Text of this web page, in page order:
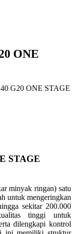
ONE
G20 ONE STAGE
STAGE
minyak ringan) satu
untuk mengeringkan
sekitar 200.000
tinggi untuk
dilengkapi kontrol